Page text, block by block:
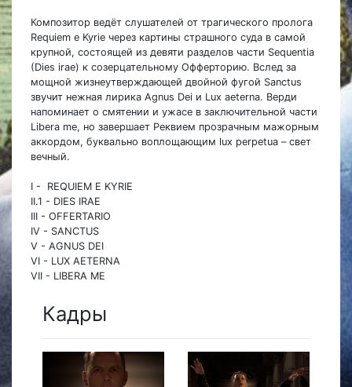
Композитор ведёт слушателей от трагического пролога
Requiem е Kyrie через картины страшного суда в самой
крупной, состоящей из девяти разделов части Sequentia
(Dies irae) к созерцательному Офферторию. Вслед за
мощной жизнеутверждающей двойной фугой Sanctus
звучит нежная лирика Agnus Dei и Lux aeterna. Верди
напоминает о смятении и ужасе в заключительной части
Libera me, но завершает Реквием прозрачным мажорным
аккордом, буквально воплощающим lux perpetua – свет
вечный.
I - REQUIEM E KYRIE
II.1 - DIES IRAE
III - OFFERTARIO
IV - SANCTUS
V - AGNUS DEI
VI - LUX AETERNA
VII - LIBERA ME
Кадры